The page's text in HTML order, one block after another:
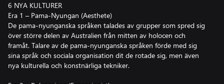
6 NYA KULTURER
Era 1 – Pama-Nyungan (Aesthete)
De pama-nyunganska språken talades av grupper som spred sig
över större delen av Australien från mitten av holocen och
framåt. Talare av de pama-nyunganska språken förde med sig
sina språk och sociala organisation dit de rotade sig, men även
nya kulturella och konstnärliga tekniker.